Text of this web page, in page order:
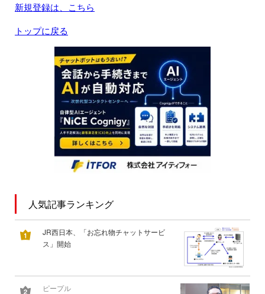
新規登録は、こちら
トップに戻る
人気記事ランキング
JR西日本、「お忘れ物チャットサービ
ス」開始
ピープル